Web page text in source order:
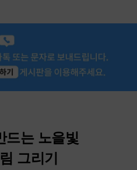
드는 노을빛
그리기